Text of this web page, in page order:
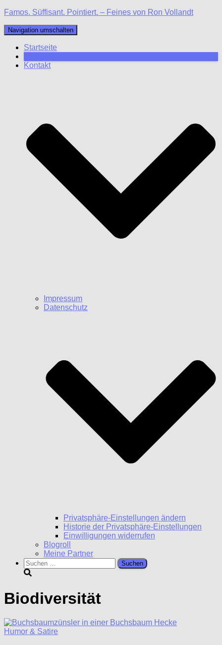
Famos. Süffisant. Pointiert. – Feines von Ron Vollandt
Navigation umschalten
Startseite
Kontakt
Impressum
Datenschutz
Privatsphäre-Einstellungen ändern
Historie der Privatsphäre-Einstellungen
Einwilligungen widerrufen
Blogroll
Meine Partner
Suchen
nach:
Biodiversität
Humor & Satire